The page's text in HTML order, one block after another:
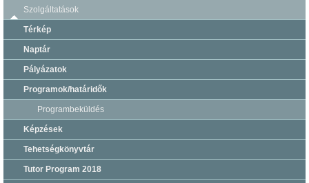
Szolgáltatások
Térkép
Naptár
Pályázatok
Programok/határidők
Programbeküldés
Képzések
Tehetségkönyvtár
Tutor Program 2018